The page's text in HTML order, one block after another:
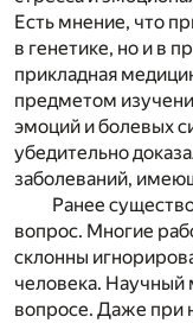
Есть мнение, что
в генетике, но и в
прикладная
предметом
эмоций и болевых
убедительно
заболеваний,
Ранее
вопрос. Многие
склонны
человека. Научный
вопросе. Даже при